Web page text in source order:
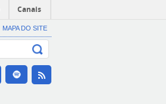
Canais
MAPA DO SITE